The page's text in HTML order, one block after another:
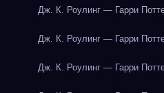
Дж. К. Роулинг — Гарри
Дж. К. Роулинг — Гарри
Дж. К. Роулинг — Гарри